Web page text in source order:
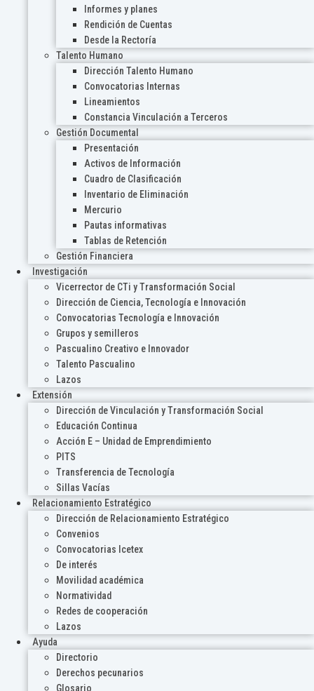
Informes y planes
Rendición de Cuentas
Desde la Rectoría
Talento Humano
Dirección Talento Humano
Convocatorias Internas
Lineamientos
Constancia Vinculación a Terceros
Gestión Documental
Presentación
Activos de Información
Cuadro de Clasificación
Inventario de Eliminación
Mercurio
Pautas informativas
Tablas de Retención
Gestión Financiera
Investigación
Vicerrector de CTi y Transformación Social
Dirección de Ciencia, Tecnología e Innovación
Convocatorias Tecnología e Innovación
Grupos y semilleros
Pascualino Creativo e Innovador
Talento Pascualino
Lazos
Extensión
Dirección de Vinculación y Transformación Social
Educación Continua
Acción E – Unidad de Emprendimiento
PITS
Transferencia de Tecnología
Sillas Vacías
Relacionamiento Estratégico
Dirección de Relacionamiento Estratégico
Convenios
Convocatorias Icetex
De interés
Movilidad académica
Normatividad
Redes de cooperación
Lazos
Ayuda
Directorio
Derechos pecunarios
Glosario